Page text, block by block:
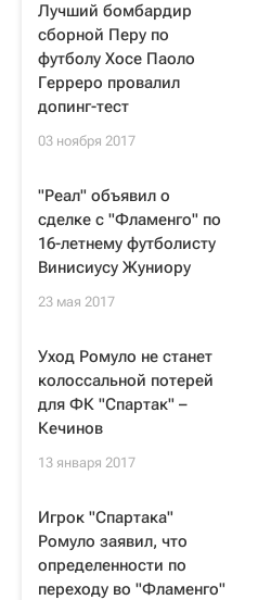
Лучший бомбардир
сборной Перу по
футболу Хосе Паоло
Герреро провалил
допинг-тест
03 ноября 2017
"Реал" объявил о
сделке с "Фламенго" по
16-летнему футболисту
Винисиусу Жуниору
23 мая 2017
Уход Ромуло не станет
колоссальной потерей
для ФК "Спартак" –
Кечинов
13 января 2017
Игрок "Спартака"
Ромуло заявил, что
определенности по
переходу во "Фламенго"